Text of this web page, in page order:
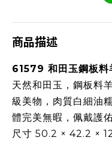
商品描述
61579 和田玉鋼板料
天然和田玉，鋼板料
級美物，肉質白細油
體完美無暇，佩戴護
尺寸 50.2 × 42.2 ×